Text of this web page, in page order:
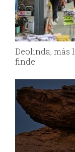
Deolinda, más
finde